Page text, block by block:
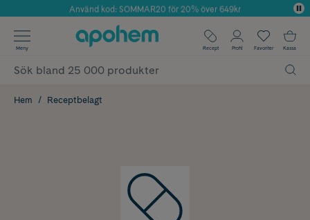
Årets Butik 2025 inom Skönhet
Använd kod: SOMMAR20 för 20% över 649kr
✓ Fri frakt
✓ Poäng på alla köp*
Meny Recept Profil Favoriter Kassa
Hem Receptbelagt